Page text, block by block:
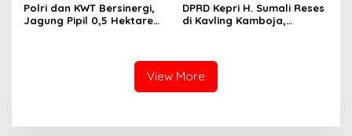
Polri dan KWT Bersinergi,
Jagung Pipil 0,5 Hektare
DPRD Kepri H. Sumali Reses
di Kavling Kamboja,
View More